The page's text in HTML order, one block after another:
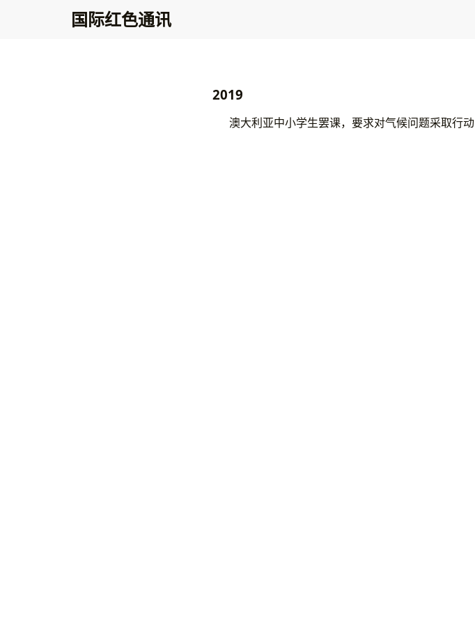
国际红色通讯
2019
澳大利亚中小学生罢课，要求对气候问题采取行动